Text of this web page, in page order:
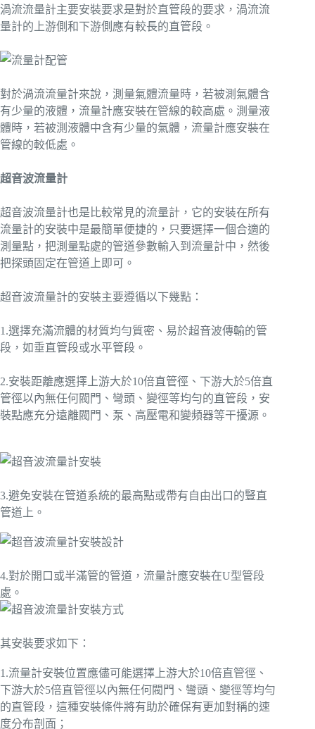
渦流流量計主要安裝要求是對於直管段的要求，渦流流
量計的上游側和下游側應有較長的直管段。
對於渦流流量計來說，測量氣體流量時，若被測氣體含
有少量的液體，流量計應安裝在管線的較高處。測量液
體時，若被測液體中含有少量的氣體，流量計應安裝在
管線的較低處。
超音波流量計
超音波流量計也是比較常見的流量計，它的安裝在所有
流量計的安裝中是最簡單便捷的，只要選擇一個合適的
測量點，把測量點處的管道參數輸入到流量計中，然後
把探頭固定在管道上即可。
超音波流量計的安裝主要遵循以下幾點：
1.選擇充滿流體的材質均勻質密、易於超音波傳輸的管
段，如垂直管段或水平管段。
2.安裝距離應選擇上游大於10倍直管徑、下游大於5倍直
管徑以內無任何閥門、彎頭、變徑等均勻的直管段，安
裝點應充分遠離閥門、泵、高壓電和變頻器等干擾源。
3.避免安裝在管道系統的最高點或帶有自由出口的豎直
管道上。
4.對於開口或半滿管的管道，流量計應安裝在U型管段
處。
其安裝要求如下：
1.流量計安裝位置應儘可能選擇上游大於10倍直管徑、
下游大於5倍直管徑以內無任何閥門、彎頭、變徑等均勻
的直管段，這種安裝條件將有助於確保有更加對稱的速
度分布剖面；